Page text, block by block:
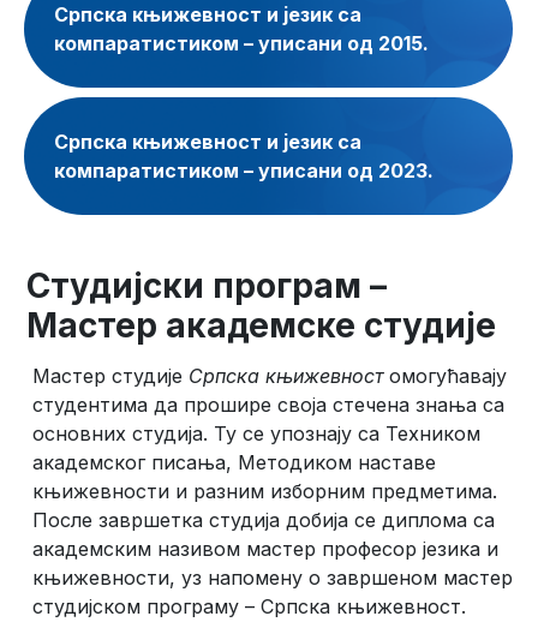
Српска књижевност и језик са
компаратистиком – уписани од 2015.
Српска књижевност и језик са
компаратистиком – уписани од 2023.
Студијски програм –
Мастер академске студије
Мастер студије Српска књижевностомогућавају
студентима да прошире своја стечена знања са
основних студија. Ту се упознају са Техником
академског писања, Методиком наставе
књижевности и разним изборним предметима.
После завршетка студија добија се диплома са
академским називом мастер професор језика и
књижевности, уз напомену о завршеном мастер
студијском програму – Српска књижевност.